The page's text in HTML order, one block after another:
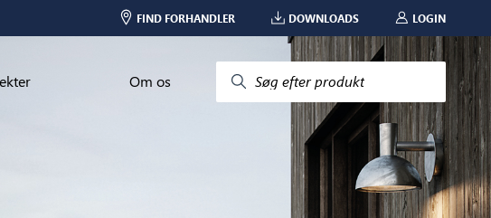
FIND FORHANDLER DOWNLOADS LOGIN
Om os Søg efter produkt